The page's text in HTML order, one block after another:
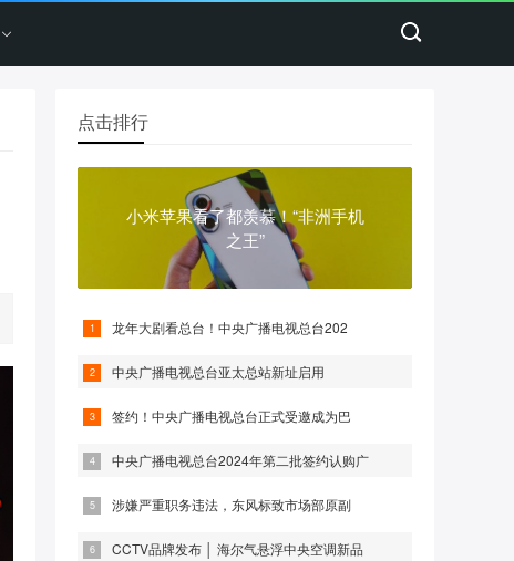
点击排行
小米苹果看了都羡慕！“非洲手机
之王”
龙年大剧看总台！中央广播电视总台202
中央广播电视总台亚太总站新址启用
签约！中央广播电视总台正式受邀成为巴
中央广播电视总台2024年第二批签约认购广
涉嫌严重职务违法，东风标致市场部原副
CCTV品牌发布 │ 海尔气悬浮中央空调新品